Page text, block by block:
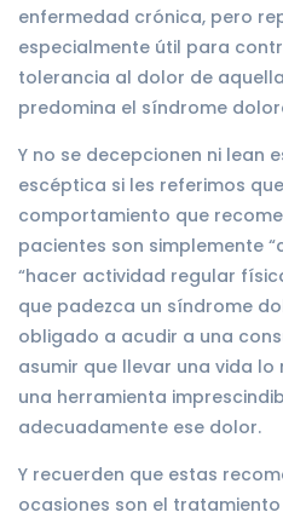
enfermedad crónica, pero
especialmente útil para
tolerancia al dolor de
predomina el síndrome
Y no se decepcionen ni lean
escéptica si les referimos
comportamiento que
pacientes son simplemente
“hacer actividad regular
que padezca un síndrome
obligado a acudir a una
asumir que llevar una vida
una herramienta
adecuadamente ese dolor.
Y recuerden que estas
ocasiones son el